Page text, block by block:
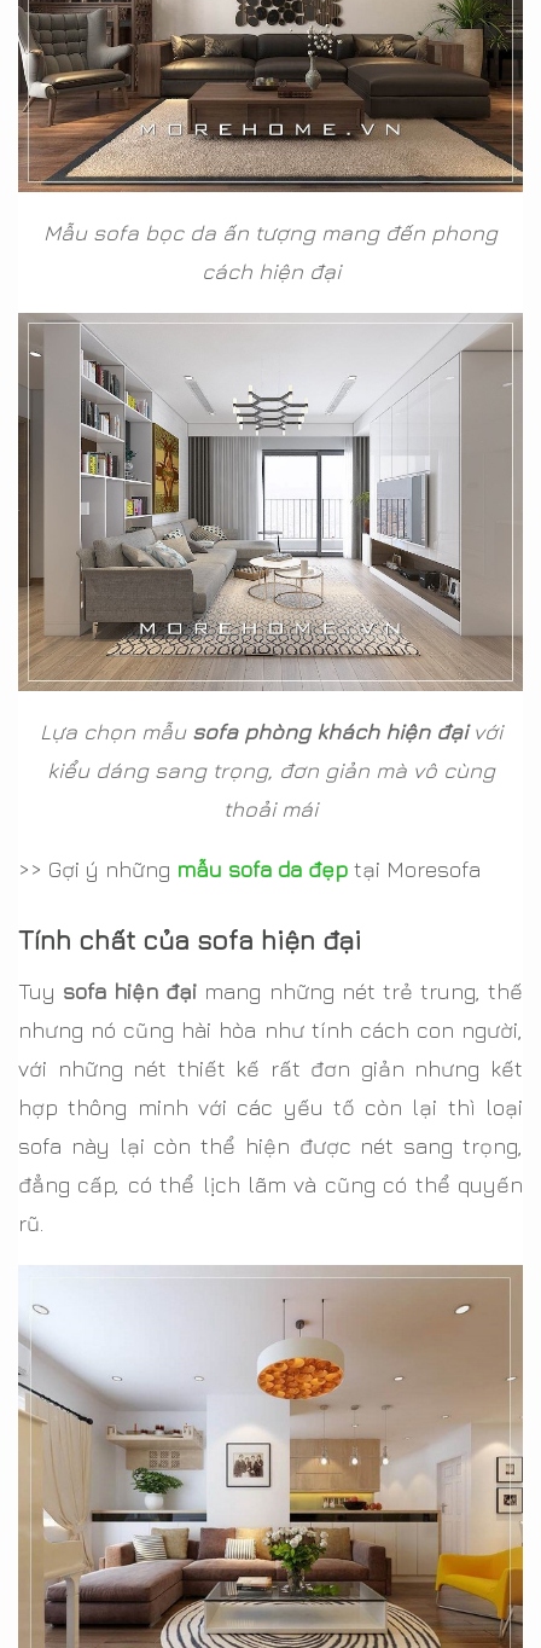
Mẫu sofa bọc da ấn tượng mang đến phong
cách hiện đại
Lựa chọn mẫu sofa phòng khách hiện đạivới
kiểu dáng sang trọng, đơn giản mà vô cùng
thoải mái
>> Gợi ý những mẫu sofa da đẹp tại Moresofa
Tính chất của sofa hiện đại
Tuy sofa hiện đại mang những nét trẻ trung, thế
nhưng nó cũng hài hòa như tính cách con người,
với những nét thiết kế rất đơn giản nhưng kết
hợp thông minh với các yếu tố còn lại thì loại
sofa này lại còn thể hiện được nét sang trọng,
đẳng cấp, có thể lịch lãm và cũng có thể quyến
rũ.